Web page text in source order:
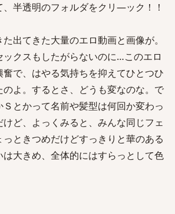
半透明のフォルダをクリ―ック！！
出てきた大量のエロ動画と画像が。
ックスもしたがらないのに…このエロ
で、はやる気持ちを抑えてひとつひ
のよ。するとさ、どうも変なのな。で
とかって名前や髪型は何回か変わっ
ど、よっくみると、みんな同じフェ
っときつめだけどすっきりと華のある
大きめ、全体的にはすらっとして色